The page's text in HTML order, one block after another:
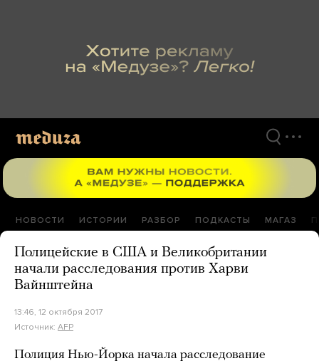
НОВОСТИ ИСТОРИИ РАЗБОР ПОДКАСТЫ МАГАЗ
Полицейские в США и Великобритании
начали расследования против Харви
Вайнштейна
13:46, 12 октября 2017
Источник: AFP
Полиция Нью-Йорка начала расследование